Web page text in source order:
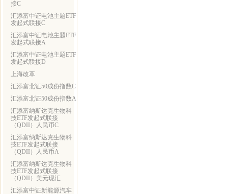
接C
汇添富中证电池主题ETF
发起式联接C
汇添富中证电池主题ETF
发起式联接A
汇添富中证电池主题ETF
发起式联接D
上海改革
汇添富北证50成份指数C
汇添富北证50成份指数A
汇添富纳斯达克生物科
技ETF发起式联接
（QDII）人民币C
汇添富纳斯达克生物科
技ETF发起式联接
（QDII）人民币A
汇添富纳斯达克生物科
技ETF发起式联接
（QDII）美元现汇
汇添富中证新能源汽车